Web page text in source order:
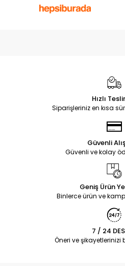
Hızlı
Siparişleriniz en kısa
Güvenli
Güvenli ve kolay
Geniş Ürün
Binlerce ürün ve
7 / 24
Öneri ve şikayetlerinizi